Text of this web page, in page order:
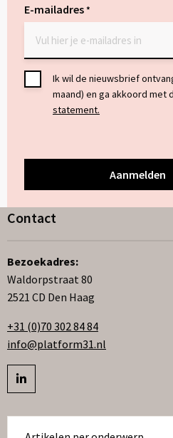
E-mailadres*
Toestemming
Ik wil de nieuwsbrief
maand) en ga akkoord met
statement.
Contact
Bezoekadres:
Waldorpstraat 80
2521 CD Den Haag
+31 (0)70 302 84 84
info@platform31.nl
Bezoek
op